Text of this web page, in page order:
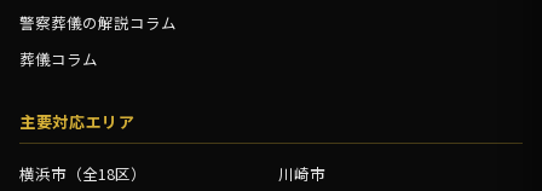
警察葬儀の解説コラム
葬儀コラム
主要対応エリア
横浜市（全18区）
川崎市